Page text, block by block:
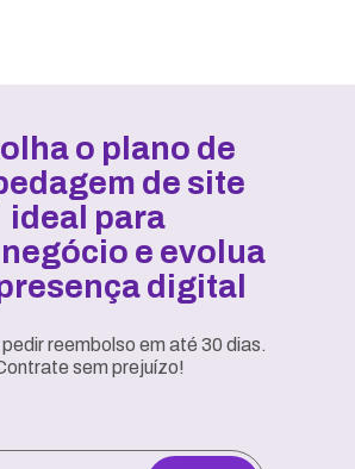
o plano de
de site
ideal para
e evolua
digital
reembolso em até 30 dias.
sem prejuízo!